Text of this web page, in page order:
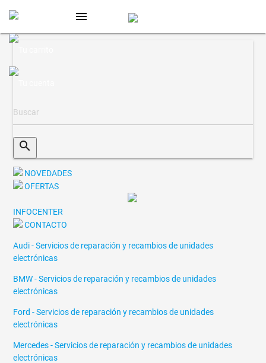
menu
search
NOVEDADES
OFERTAS
INFOCENTER
CONTACTO
Audi - Servicios de reparación y recambios de unidades
electrónicas
BMW - Servicios de reparación y recambios de unidades
electrónicas
Ford - Servicios de reparación y recambios de unidades
electrónicas
Mercedes - Servicios de reparación y recambios de unidades
electrónicas